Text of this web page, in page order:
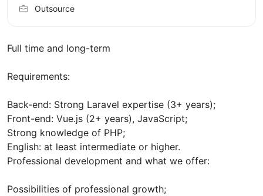
Full time and long-term
Requirements:
Back-end: Strong Laravel expertise (3+ years);
Front-end: Vue.js (2+ years), JavaScript;
Strong knowledge of PHP;
English: at least intermediate or higher.
Professional development and what we offer:
Possibilities of professional growth;
Outsource